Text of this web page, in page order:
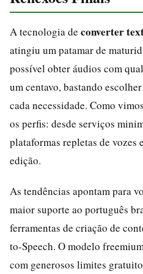
A tecnologia de converter
atingiu um patamar de
possível obter áudios com
um centavo, bastando
cada necessidade. Como
os perfis: desde serviços
plataformas repletas de vozes
edição.
As tendências apontam para
maior suporte ao português
ferramentas de criação de
to-Speech. O modelo
com generosos limites